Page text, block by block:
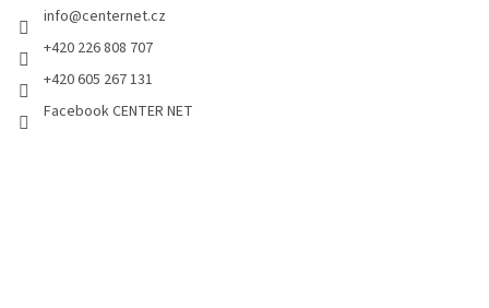
info@centernet.cz
+420 226 808 707
+420 605 267 131
Facebook CENTER NET